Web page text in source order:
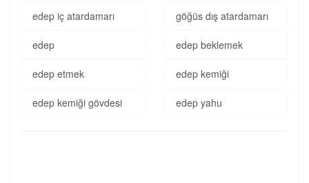
edep iç atardamarı göğüs dış atardamarı
edep edep beklemek
edep etmek edep kemiği
edep kemiği gövdesi edep yahu